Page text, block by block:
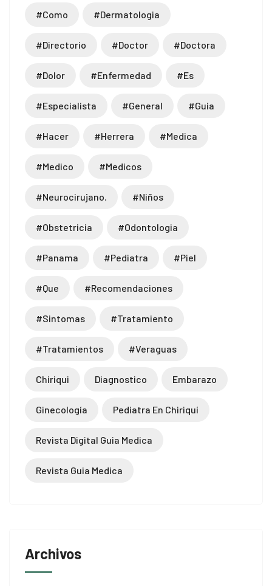
#como #dermatologia
#directorio #doctor #doctora
#dolor #enfermedad #es
#especialista #general #guia
#hacer #herrera #medica
#medico #medicos
#neurocirujano. #niños
#obstetricia #odontologia
#panama #pediatra #piel
#que #recomendaciones
#sintomas #tratamiento
#tratamientos #veraguas
Chiriqui Diagnostico Embarazo
Ginecología Pediatra En Chiriquí
Revista Digital Guia Medica
Revista Guia Medica
Archivos